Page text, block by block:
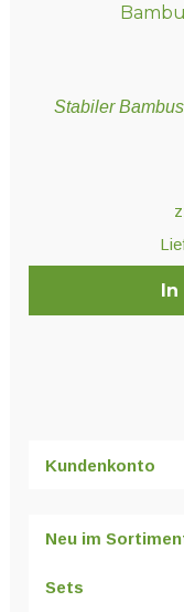
Stabiler
In
Kundenkonto
Neu im
Sets